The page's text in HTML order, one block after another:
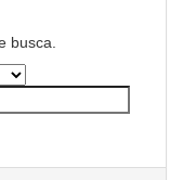
busca.